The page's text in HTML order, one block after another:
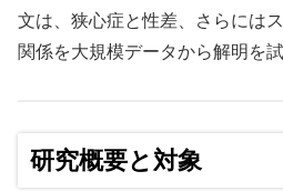
文は、狭心症と性差、さらには
関係を大規模データから解明を
研究概要と対象